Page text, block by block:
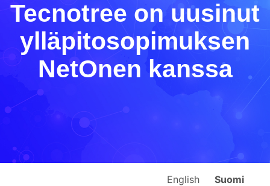
Tecnotree on uusinut
ylläpitosopimuksen
NetOnen kanssa
English Suomi